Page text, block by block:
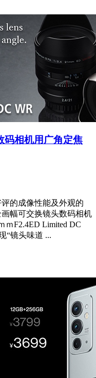
码相机用广角定焦
的成像性能及外观的
幅可交换镜头数码相机
ｍF2.4ED Limited DC
“镜头味道 ...